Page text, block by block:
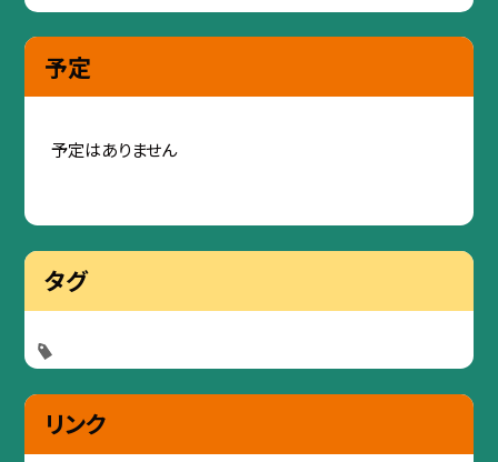
予定
予定はありません
タグ
リンク